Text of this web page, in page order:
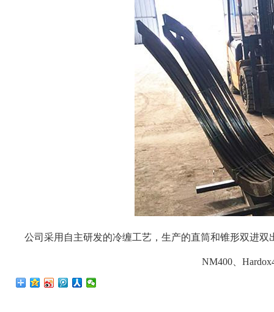
公司采用自主研发的冷缠工艺，生产的直筒和锥形双进
NM400、